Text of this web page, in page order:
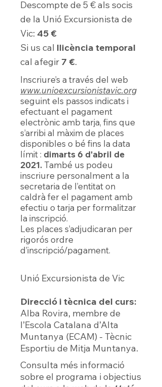
Descompte de 5 € als socis
de la Unió Excursionista de
Vic: 45 €
Si us cal llicència temporal
cal afegir 7 €.
Inscriure’s a través del web
www.unioexcursionistavic.org
seguint els passos indicats i
efectuant el pagament
electrònic amb tarja, fins que
s’arribi al màxim de places
disponibles o bé fins la data
límit : dimarts 6 d'abril de
2021. També us podeu
inscriure personalment a la
secretaria de l’entitat on
caldrà fer el pagament amb
efectiu o tarja per formalitzar
la inscripció.
Les places s’adjudicaran per
rigorós ordre
d’inscripció/pagament.
Unió Excursionista de Vic
Direcció i tècnica del curs:
Alba Rovira, membre de
l’Escola Catalana d’Alta
Muntanya (ECAM) - Tècnic
Esportiu de Mitja Muntanya.
Consulta més informació
sobre el programa i objectius